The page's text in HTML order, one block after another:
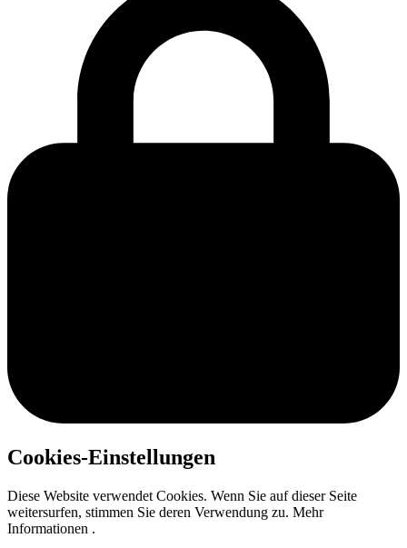
Cookies-Einstellungen
Diese Website verwendet Cookies. Wenn Sie auf dieser Seite
weitersurfen, stimmen Sie deren Verwendung zu. Mehr
Informationen .